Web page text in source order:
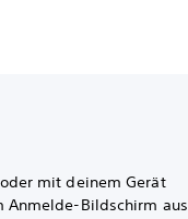
mit deinem Gerät
Anmelde-Bildschirm aus